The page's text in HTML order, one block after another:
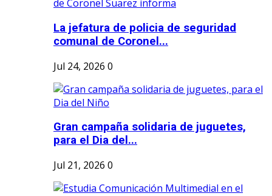
La jefatura de policia de seguridad
comunal de Coronel...
Jul 24, 2026 0
Gran campaña solidaria de juguetes,
para el Dia del...
Jul 21, 2026 0